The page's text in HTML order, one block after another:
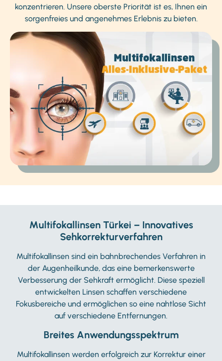
konzentrieren. Unsere oberste Priorität ist es, Ihnen ein
sorgenfreies und angenehmes Erlebnis zu bieten.
Multifokallinsen Türkei – Innovatives
Sehkorrekturverfahren
Multifokallinsen sind ein bahnbrechendes Verfahren in
der Augenheilkunde, das eine bemerkenswerte
Verbesserung der Sehkraft ermöglicht. Diese speziell
entwickelten Linsen schaffen verschiedene
Fokusbereiche und ermöglichen so eine nahtlose Sicht
auf verschiedene Entfernungen.
Breites Anwendungsspektrum
Multifokallinsen werden erfolgreich zur Korrektur einer